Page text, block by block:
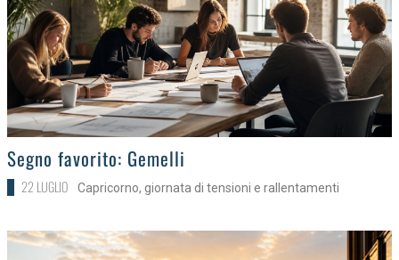
>
Segno favorito: Gemelli
22 LUGLIO Capricorno, giornata di tensioni e rallentamenti